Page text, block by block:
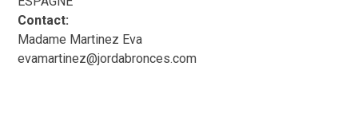
Contact:
Madame Martinez Eva
evamartinez@jordabronces.com